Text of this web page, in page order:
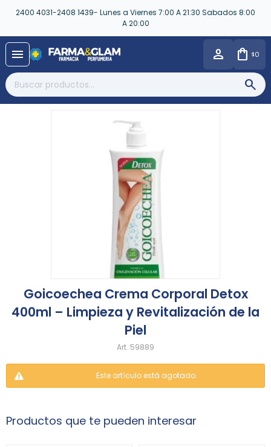
2400 4031-2408 1439- Lunes a Viernes 7:00 A 21:30 Sabados 8:00
A 20:00
menu $0
Goicoechea Crema Corporal Detox
400ml – Limpieza y Revitalización de la
Piel
59889
Este artículo está agotado.
Productos que te pueden interesar